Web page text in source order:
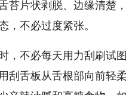
苔片状剥脱、边缘清楚
，不必过度紧张。
，不必每天用力刮刷试
刮舌板从舌根部向前轻